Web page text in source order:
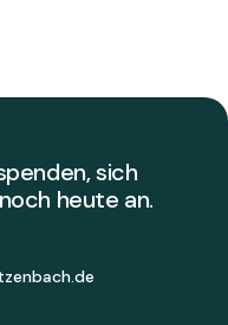
sich
heute an.